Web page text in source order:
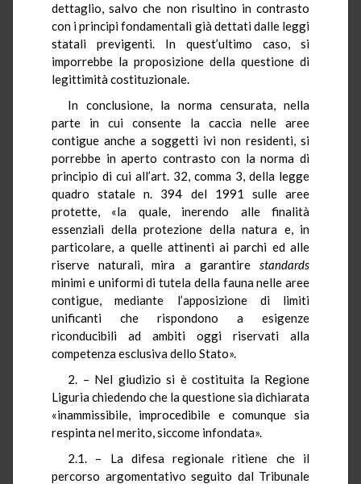
dettaglio, salvo che non risultino in contrasto
con i principi fondamentali già dettati dalle leggi
statali previgenti. In quest’ultimo caso, si
imporrebbe la proposizione della questione di
legittimità costituzionale.
In conclusione, la norma censurata, nella
parte in cui consente la caccia nelle aree
contigue anche a soggetti ivi non residenti, si
porrebbe in aperto contrasto con la norma di
principio di cui all’art. 32, comma 3, della legge
quadro statale n. 394 del 1991 sulle aree
protette, «la quale, inerendo alle finalità
essenziali della protezione della natura e, in
particolare, a quelle attinenti ai parchi ed alle
riserve naturali, mira a garantire standards
minimi e uniformi di tutela della fauna nelle aree
contigue, mediante l’apposizione di limiti
unificanti che rispondono a esigenze
riconducibili ad ambiti oggi riservati alla
competenza esclusiva dello Stato».
2. – Nel giudizio si è costituita la Regione
Liguria chiedendo che la questione sia dichiarata
«inammissibile, improcedibile e comunque sia
respinta nel merito, siccome infondata».
2.1. – La difesa regionale ritiene che il
percorso argomentativo seguito dal Tribunale